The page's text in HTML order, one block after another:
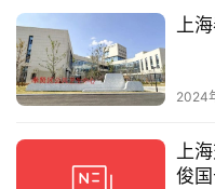
上
2024
上
俊